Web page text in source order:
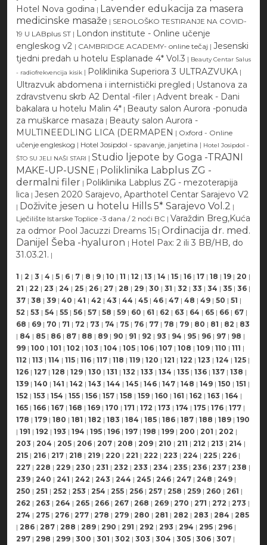
Hotel Nova godina | Lavender edukacija za masera
medicinske masaže | SEROLOŠKO TESTIRANJE NA COVID-
19 U LABplus ST | London institute - Online učenje
engleskog v2 | CAMBRIDGE ACADEMY- online tečaj | Jesenski
tjedni predah u hotelu Esplanade 4* Vol.3 | Beauty Centar Salus
- radiofrekvencija kisik | Poliklinika Superiora 3 ULTRAZVUKA |
Ultrazvuk abdomena i internistički pregled | Ustanova za
zdravstvenu skrb A2 Dental -filer | Advent break - Dani
bakalara u hotelu Malin 4* | Beauty salon Aurora -ponuda
za muškarce masaza | Beauty salon Aurora -
MULTINEEDLING LICA (DERMAPEN | Oxford - Online
učenje engleskog | Hotel Josipdol - spavanje, janjetina | Hotel Josipdol -
ŠTO SU JELI NAŠI STARI | Studio ljepote by Goga -TRAJNI
MAKE-UP-USNE | Poliklinika Labplus ZG -
dermalni filer | Poliklinika Labplus ZG - mezoterapija
lica | Jesen 2020 Sarajevo, Aparthotel Centar Sarajevo V2
| Doživite jesen u hotelu Hills 5* Sarajevo Vol.2 |
Lječilište Istarske Toplice -3 dana / 2 noći BC | Varaždin Breg,Kuća
za odmor Pool Jacuzzi Dreams 15 | Ordinacija dr. med.
Danijel Šeba -hyaluron | Hotel Pax: 2 ili 3 BB/HB, do
31.03.21. |
1 | 2 | 3 | 4 | 5 | 6 | 7 | 8 | 9 | 10 | 11 | 12 | 13 | 14 | 15 | 16 | 17 | 18 | 19 | 20 |
21 | 22 | 23 | 24 | 25 | 26 | 27 | 28 | 29 | 30 | 31 | 32 | 33 | 34 | 35 | 36 |
37 | 38 | 39 | 40 | 41 | 42 | 43 | 44 | 45 | 46 | 47 | 48 | 49 | 50 | 51 |
52 | 53 | 54 | 55 | 56 | 57 | 58 | 59 | 60 | 61 | 62 | 63 | 64 | 65 | 66 | 67 |
68 | 69 | 70 | 71 | 72 | 73 | 74 | 75 | 76 | 77 | 78 | 79 | 80 | 81 | 82 | 83
| 84 | 85 | 86 | 87 | 88 | 89 | 90 | 91 | 92 | 93 | 94 | 95 | 96 | 97 | 98 |
99 | 100 | 101 | 102 | 103 | 104 | 105 | 106 | 107 | 108 | 109 | 110 | 111 |
112 | 113 | 114 | 115 | 116 | 117 | 118 | 119 | 120 | 121 | 122 | 123 | 124 | 125 |
126 | 127 | 128 | 129 | 130 | 131 | 132 | 133 | 134 | 135 | 136 | 137 | 138 |
139 | 140 | 141 | 142 | 143 | 144 | 145 | 146 | 147 | 148 | 149 | 150 | 151 |
152 | 153 | 154 | 155 | 156 | 157 | 158 | 159 | 160 | 161 | 162 | 163 | 164 |
165 | 166 | 167 | 168 | 169 | 170 | 171 | 172 | 173 | 174 | 175 | 176 | 177 |
178 | 179 | 180 | 181 | 182 | 183 | 184 | 185 | 186 | 187 | 188 | 189 | 190
| 191 | 192 | 193 | 194 | 195 | 196 | 197 | 198 | 199 | 200 | 201 | 202 |
203 | 204 | 205 | 206 | 207 | 208 | 209 | 210 | 211 | 212 | 213 | 214 |
215 | 216 | 217 | 218 | 219 | 220 | 221 | 222 | 223 | 224 | 225 | 226 |
227 | 228 | 229 | 230 | 231 | 232 | 233 | 234 | 235 | 236 | 237 | 238 |
239 | 240 | 241 | 242 | 243 | 244 | 245 | 246 | 247 | 248 | 249 |
250 | 251 | 252 | 253 | 254 | 255 | 256 | 257 | 258 | 259 | 260 | 261 |
262 | 263 | 264 | 265 | 266 | 267 | 268 | 269 | 270 | 271 | 272 | 273 |
274 | 275 | 276 | 277 | 278 | 279 | 280 | 281 | 282 | 283 | 284 | 285
| 286 | 287 | 288 | 289 | 290 | 291 | 292 | 293 | 294 | 295 | 296 |
297 | 298 | 299 | 300 | 301 | 302 | 303 | 304 | 305 | 306 | 307 |